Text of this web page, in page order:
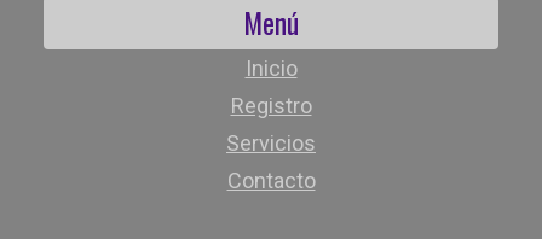
Menú
Inicio
Registro
Servicios
Contacto